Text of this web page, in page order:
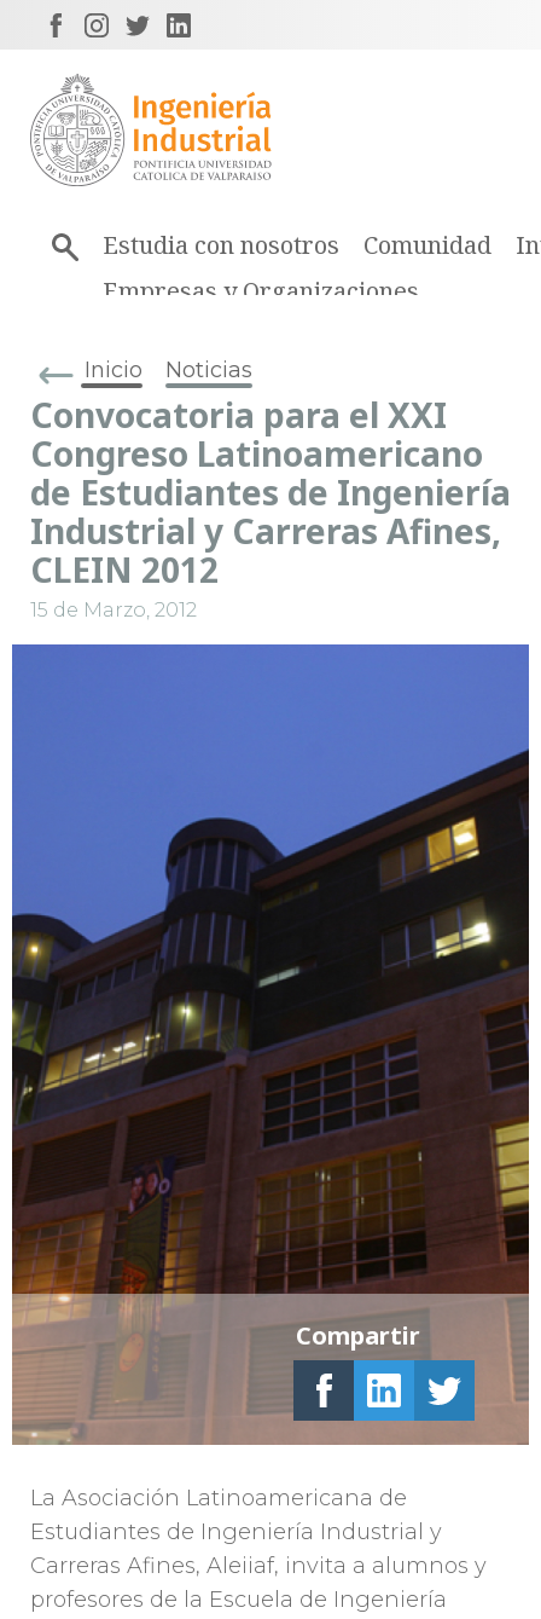
Estudia con nosotros Comunidad
Empresas y Organizaciones
Inicio Noticias
Convocatoria para el XXI
Congreso Latinoamericano
de Estudiantes de Ingeniería
Industrial y Carreras Afines,
CLEIN 2012
15 de Marzo, 2012
La Asociación Latinoamericana de
Estudiantes de Ingeniería Industrial y
Carreras Afines, Aleiiaf, invita a alumnos y
profesores de la Escuela de Ingeniería
Compartir